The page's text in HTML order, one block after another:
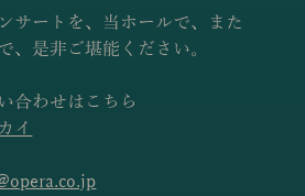
サートを、当ホールで、また
、是非ご堪能ください。
合わせはこちら
イ